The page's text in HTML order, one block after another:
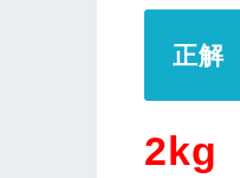
正解
2kg